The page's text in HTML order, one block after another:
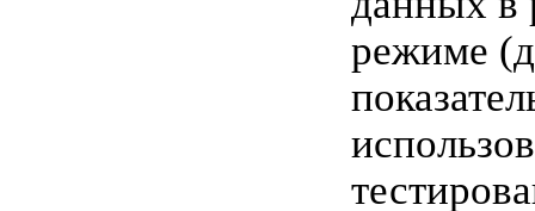
режиме